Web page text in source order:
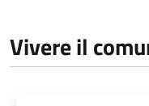
Vivere il